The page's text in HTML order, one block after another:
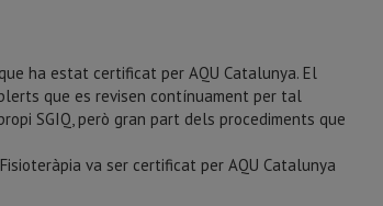
que ha estat certificat per AQU Catalunya. El
que es revisen contínuament per tal
SGIQ, però gran part dels procediments que
va ser certificat per AQU Catalunya